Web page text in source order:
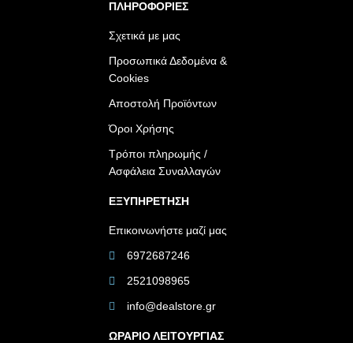
ΠΛΗΡΟΦΟΡΙΕΣ
Σχετικά με μας
Προσωπικά Δεδομένα &
Cookies
Αποστολή Προϊόντων
Όροι Χρήσης
Τρόποι πληρωμής /
Ασφάλεια Συναλλαγών
ΕΞΥΠΗΡΕΤΗΣΗ
Επικοινωνήστε μαζί μας
6972687246
2521098965
info@dealstore.gr
ΩΡΑΡΙΟ ΛΕΙΤΟΥΡΓΙΑΣ​